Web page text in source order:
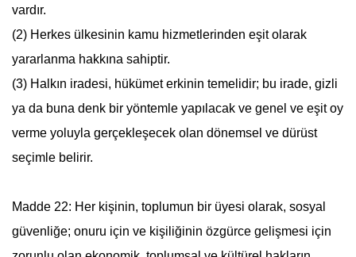
vardır.
(2) Herkes ülkesinin kamu hizmetlerinden eşit olarak
yararlanma hakkına sahiptir.
(3) Halkın iradesi, hükümet erkinin temelidir; bu irade, gizli
ya da buna denk bir yöntemle yapılacak ve genel ve eşit oy
verme yoluyla gerçekleşecek olan dönemsel ve dürüst
seçimle belirir.
Madde 22: Her kişinin, toplumun bir üyesi olarak, sosyal
güvenliğe; onuru için ve kişiliğinin özgürce gelişmesi için